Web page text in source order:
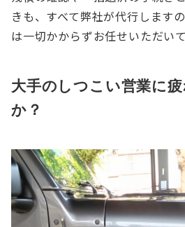
きも、すべて弊社が代行します
は一切かからずお任せいただい
大手のしつこい営業に
か？